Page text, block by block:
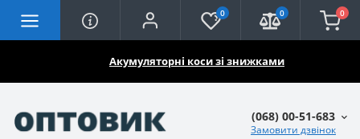
Акумуляторні коси зі знижками
0 0 0
(068) 00-51-683
Замовити дзвінок